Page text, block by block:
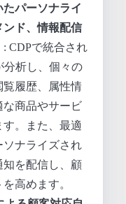
パーソナライ
ンド、情報配信
: CDPで統合され
分析し、個々の
覧履歴、属性情
商品やサービ
す。また、最適
ソナライズされ
知を配信し、顧
高めます。